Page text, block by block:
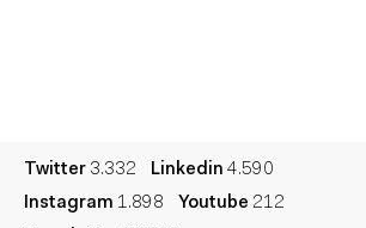
Twitter 3.332 Linkedin 4.590
Instagram 1.898 Youtube 212